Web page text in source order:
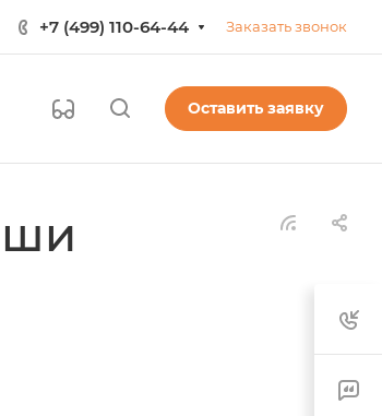
+7 (499) 110-64-44 Заказать звонок
Оставить заявку